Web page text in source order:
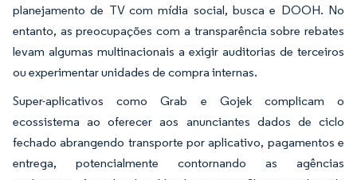
planejamento de TV com mídia social, busca e DOOH. No
entanto, as preocupações com a transparência sobre rebates
levam algumas multinacionais a exigir auditorias de terceiros
ou experimentar unidades de compra internas.
Super-aplicativos como Grab e Gojek complicam o
ecossistema ao oferecer aos anunciantes dados de ciclo
fechado abrangendo transporte por aplicativo, pagamentos e
entrega, potencialmente contornando as agências